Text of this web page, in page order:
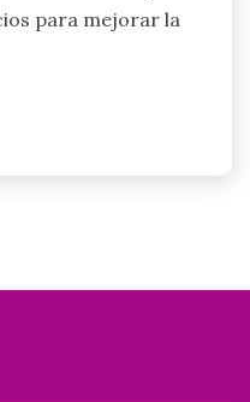
para mejorar la